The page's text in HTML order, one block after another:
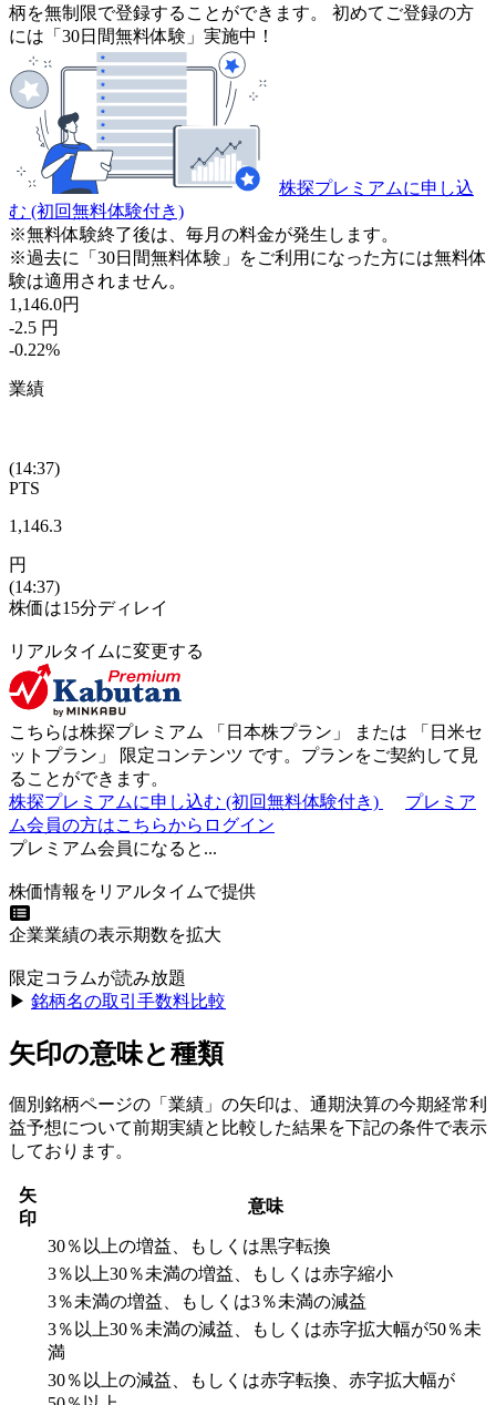
柄を無制限で登録することができます。 初めてご登録の方
には「30日間無料体験」実施中！
株探プレミアムに申し込
む (初回無料体験付き)
※無料体験終了後は、毎月の料金が発生します。
※過去に「30日間無料体験」をご利用になった方には無料体
験は適用されません。
1,146.0円
-2.5 円
-0.22%
業績
(14:37)
PTS
1,146.3
円
(14:37)
株価は15分ディレイ
リアルタイムに変更する
こちらは株探プレミアム 「 日本株プラン 」 または 「 日米セ
ットプラン 」 限定コンテンツ です。プランをご契約して見
ることができます。
株探プレミアムに申し込む (初回無料体験付き)
プレミア
ム会員の方はこちらからログイン
プレミアム会員になると...
株価情報をリアルタイムで提供
企業業績の表示期数を拡大
限定コラムが読み放題
▶︎ 銘柄名の取引手数料比較
矢印の意味と種類
個別銘柄ページの「業績」の矢印は、通期決算の今期経常利
益予想について前期実績と比較した結果を下記の条件で表示
しております。
矢
印
意味
30％以上の増益、もしくは黒字転換
3％以上30％未満の増益、もしくは赤字縮小
3％未満の増益、もしくは3％未満の減益
3％以上30％未満の減益、もしくは赤字拡大幅が50％未
満
30％以上の減益、もしくは赤字転換、赤字拡大幅が